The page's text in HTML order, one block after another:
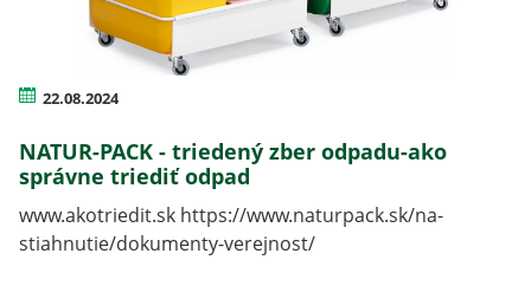
22.08.2024
NATUR-PACK - triedený zber odpadu-ako
správne triediť odpad
www.akotriedit.sk https://www.naturpack.sk/na-
stiahnutie/dokumenty-verejnost/